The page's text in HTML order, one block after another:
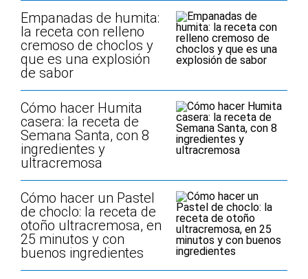
Empanadas de humita:
la receta con relleno
cremoso de choclos y
que es una explosión
de sabor
Cómo hacer Humita
casera: la receta de
Semana Santa, con 8
ingredientes y
ultracremosa
Cómo hacer un Pastel
de choclo: la receta de
otoño ultracremosa, en
25 minutos y con
buenos ingredientes